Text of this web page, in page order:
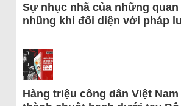
Sự nhục nhã của những
nhũng khi đối diện với pháp
Hàng triệu công dân Việt